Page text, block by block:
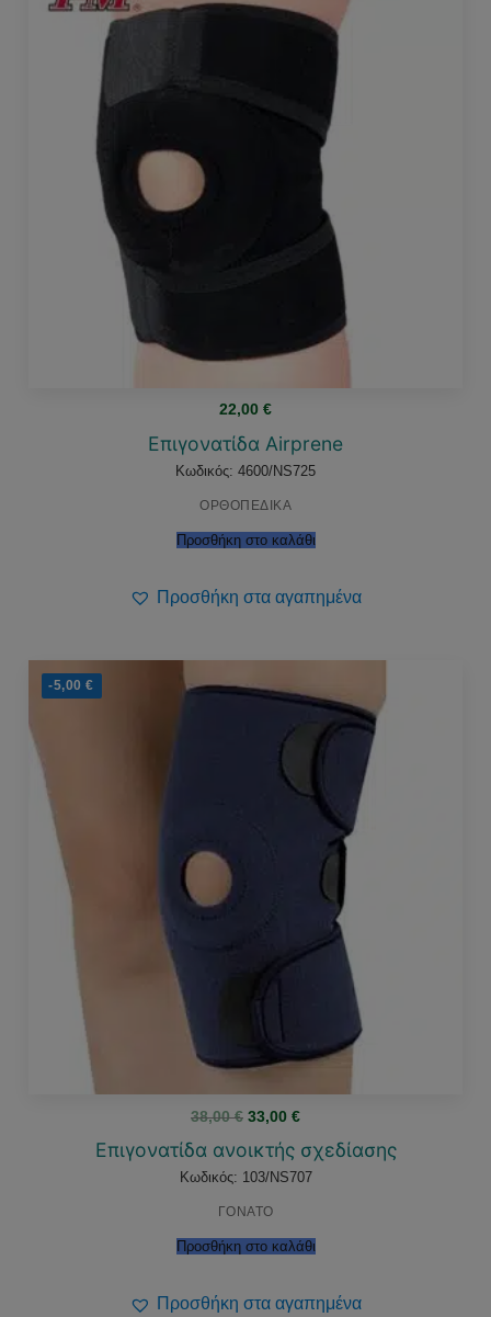
22,00 €
Επιγονατίδα Airprene
Κωδικός: 4600/NS725
ΟΡΘΟΠΕΔΙΚΑ
Προσθήκη στο καλάθι
Προσθήκη στα αγαπημένα
-5,00€
38,00€ Original
price
was:
38,00 €.
33,00 €Η
τιμή
είναι:
33,00 €.
Επιγονατίδα ανοικτής σχεδίασης
Κωδικός: 103/NS707
ΓΟΝΑΤΟ
Προσθήκη στο καλάθι
Προσθήκη στα αγαπημένα